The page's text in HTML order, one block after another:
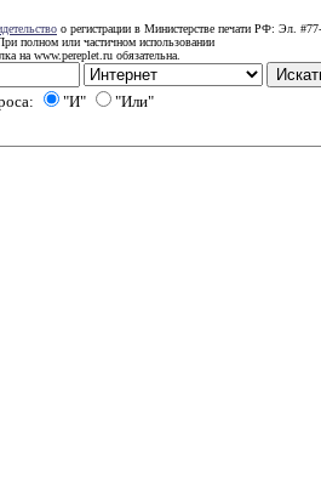
о регистрации в Министерстве печати РФ: Эл.
полном или частичном использовании
на www.pereplet.ru обязательна.
"И" "Или"